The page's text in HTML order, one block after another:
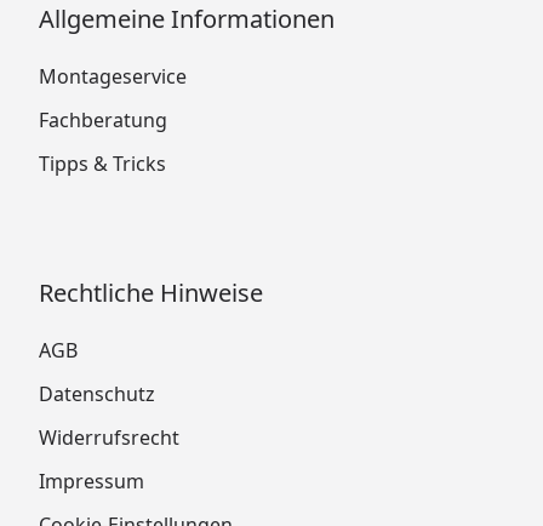
Allgemeine Informationen
Montageservice
Fachberatung
Tipps & Tricks
Rechtliche Hinweise
AGB
Datenschutz
Widerrufsrecht
Impressum